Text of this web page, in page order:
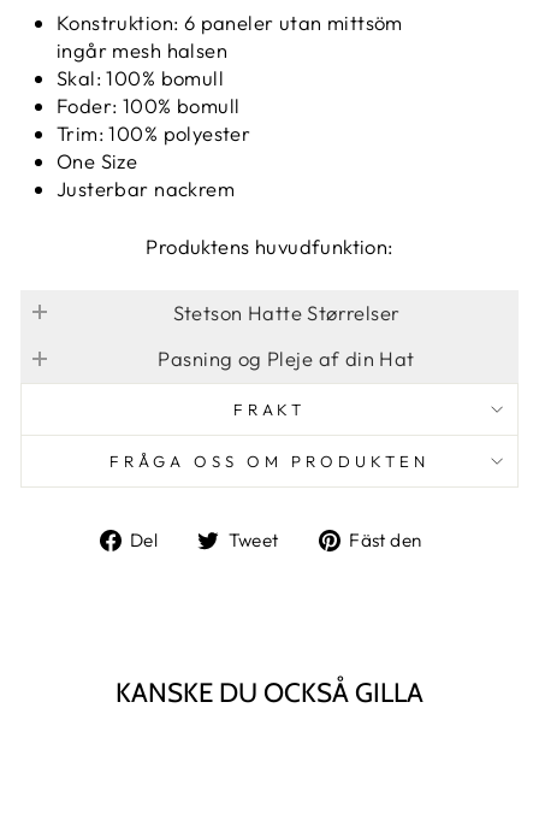
Konstruktion: 6 paneler utan mittsöm
ingår mesh halsen
Skal: 100% bomull
Foder: 100% bomull
Trim: 100% polyester
One Size
Justerbar nackrem
Produktens huvudfunktion:
Stetson Hatte Størrelser
Pasning og Pleje af din Hat
FRAKT
FRÅGA OSS OM PRODUKTEN
Del
Dela Tweet
TweetFäst den
KANSKE DU OCKSÅ GILLA